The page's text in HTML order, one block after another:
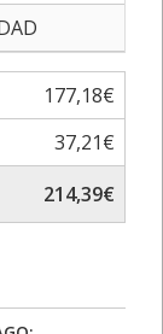
177,18€
37,21€
214,39€